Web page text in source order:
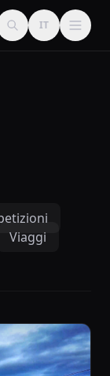
IT
Viaggi